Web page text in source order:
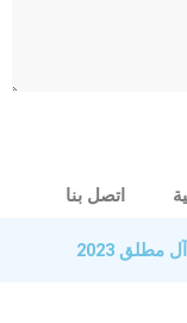
اتصل بنا